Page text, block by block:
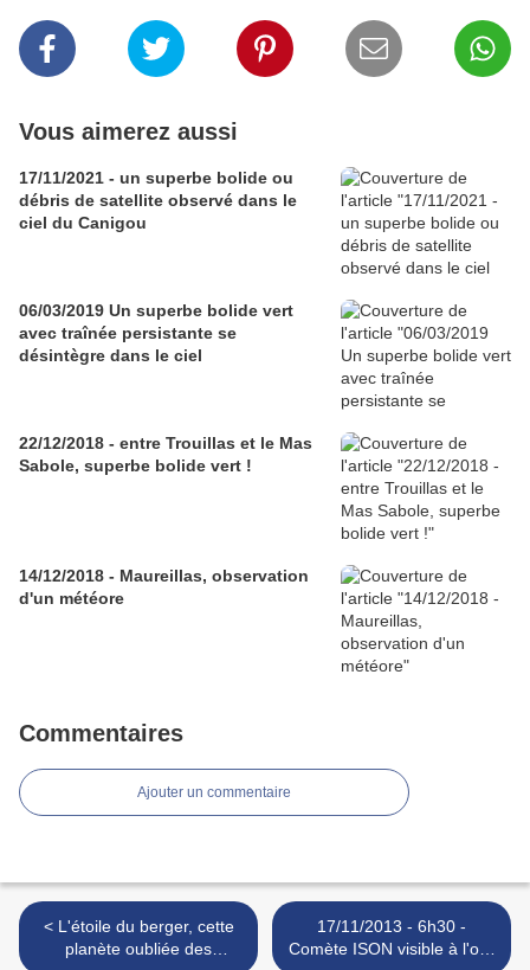
Vous aimerez aussi
17/11/2021 - un superbe bolide ou
débris de satellite observé dans le
ciel du Canigou
06/03/2019 Un superbe bolide vert
avec traînée persistante se
désintègre dans le ciel
22/12/2018 - entre Trouillas et le Mas
Sabole, superbe bolide vert !
14/12/2018 - Maureillas, observation
d'un météore
Commentaires
Ajouter un commentaire
< L'étoile du berger, cette
planète oubliée des
17/11/2013 - 6h30 -
Comète ISON visible à l'oeil